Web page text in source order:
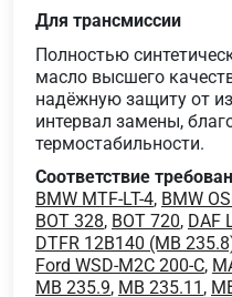
Для трансмиссии
Полностью
масло высшего
надёжную защиту от
интервал замены,
термостабильности.
Соответствие
BMW MTF-LT-4, BMW
BOT 328, BOT 720, DAF
DTFR 12B140 (MB
Ford WSD-M2C 200-C,
MB 235.9, MB 235.11 ,